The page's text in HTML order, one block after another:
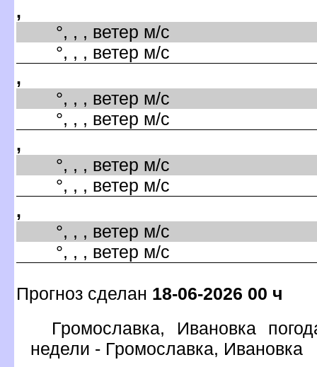
,
°, , , ветер м/с
°, , , ветер м/с
,
°, , , ветер м/с
°, , , ветер м/с
,
°, , , ветер м/с
°, , , ветер м/с
,
°, , , ветер м/с
°, , , ветер м/с
Прогноз сделан 18-06-2026 00 ч
Громославка, Ивановка
недели - Громославка, Ивановка